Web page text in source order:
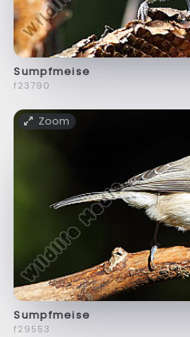
Sumpfmeise
f23790
Zoom
Sumpfmeise
f29553